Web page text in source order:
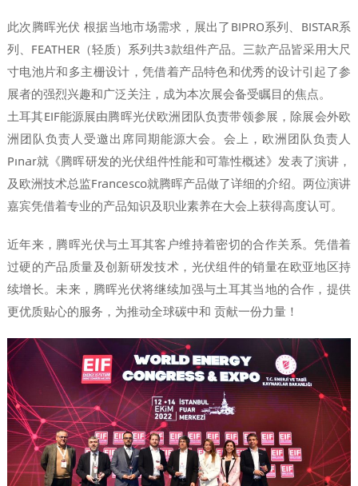
此次腾晖光伏 根据当地市场需求，展出了BIPRO系列、BISTAR系
列、FEATHER（轻质）系列共3款组件产品。三款产品皆采用大尺
寸电池片和多主栅设计，凭借着产品特色和优秀的设计引起了参
展者的强烈兴趣和广泛关注，成为本次展会备受瞩目的焦点。
土耳其EIF能源展由腾晖光伏欧洲团队负责带领参展，除展会外欧
洲团队负责人受邀出席同期能源大会。会上，欧洲团队负责人
Pınar就《腾晖研发的光伏组件性能和可靠性概述》发表了演讲，
及欧洲技术总监Francesco就腾晖产品做了详细的介绍。两位演讲
嘉宾凭借着专业的产品知识及职业素养在大会上获得高度认可。
近年来，腾晖光伏与土耳其客户维持着密切的合作关系。凭借着
过硬的产品质量及创新研发技术，光伏组件的销量在欧亚地区持
续增长。未来，腾晖光伏将继续加强与土耳其当地的合作，提供
更优质贴心的服务，为推动全球碳中和 贡献一份力量！